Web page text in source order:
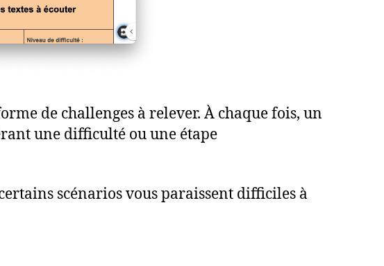
de challenges à relever. À chaque fois, un
une difficulté ou une étape
scénarios vous paraissent difficiles à